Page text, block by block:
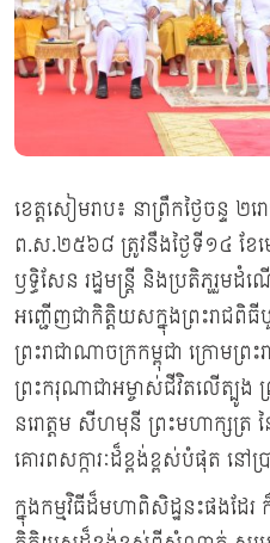
ខេត្តសៀមរាប៖ នាព្រឹកថ្ងៃចន្ទ ២
ព.ស.២៥៦៨ ត្រូវនឹងថ្ងៃទី១៤ ខែ
ឫទ្ធិសែន រដ្ឋមន្ត្រី និងប្រតិភូរួម
អញ្ជើញជាកិត្តិយសក្នុងព្រះរាជ
ព្រះរាជាណាចក្រកម្ពុជា ក្រោមព្
ព្រះករុណាជាអម្ចាស់ជីវិតលើត្បូង
នរោត្តម សីហមុនី ព្រះមហាក្សត្រ ន
គោរពសក្ការៈដ៏ខ្ពង់ខ្ពស់បំផុត នៅប្
ក្នុងកម្មវិធីដ៏មហាពិសិដ្ឋនះផងដែ